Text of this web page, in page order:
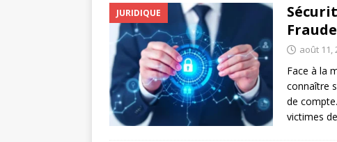
JURIDIQUE
Fraude
août 11,
Face à la
connaître
de
victimes